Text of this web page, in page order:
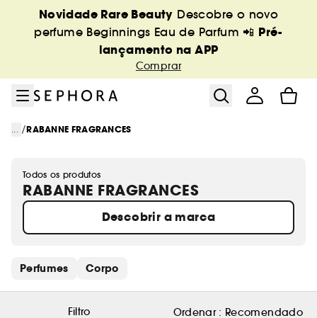
Ir para o menu
Ir para o conteúdo principal
Ir para o rodapé
Novidade Rare Beauty Descobre o novo
perfume Beginnings Eau de Parfum 📲 Pré-
lançamento na APP
Comprar
... /RABANNE FRAGRANCES
Todos os produtos
RABANNE FRAGRANCES
Descobrir a marca
Saltar os links rápidos
Perfumes Corpo
Filtro Ordenar : Recomendado